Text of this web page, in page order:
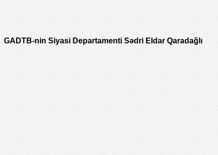
GADTB-nin Siyasi Departamenti Sədri Eldar Qaradağlı